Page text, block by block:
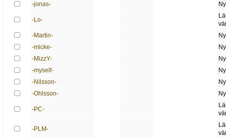
-jonas-
-Lo-
-Martin-
-micke-
-MizzY-
-myself-
-Nilsson-
-Ohlsson-
-PC-
-PLM-